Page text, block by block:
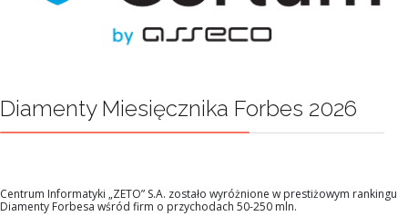
Diamenty Miesięcznika Forbes 2026
Centrum Informatyki „ZETO” S.A. zostało wyróżnione w prestiżowym rankingu
Diamenty Forbesa wśród firm o przychodach 50-250 mln.